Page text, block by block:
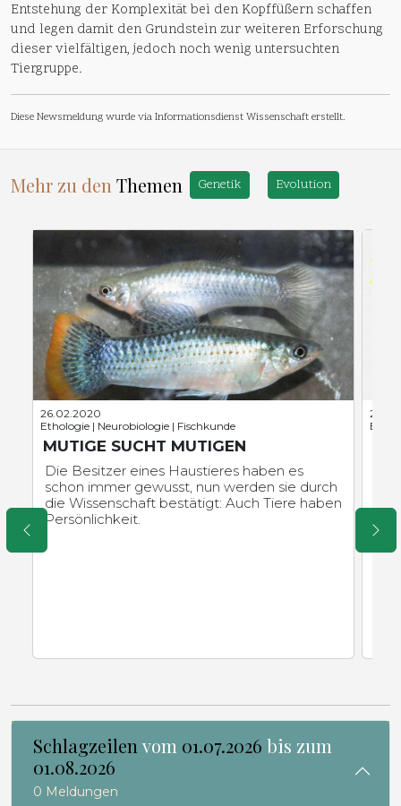
Entstehung der Komplexität bei den Kopffüßern schaffen
und legen damit den Grundstein zur weiteren Erforschung
dieser vielfältigen, jedoch noch wenig untersuchten
Tiergruppe.
Diese Newsmeldung wurde via Informationsdienst Wissenschaft erstellt.
Mehr zu den Themen Genetik Evolution
26.02.2020
Ethologie | Neurobiologie | Fischkunde
MUTIGE SUCHT MUTIGEN
Die Besitzer eines Haustieres haben es
schon immer gewusst, nun werden sie durch
die Wissenschaft bestätigt: Auch Tiere haben
Persönlichkeit.
von
Schlagzeilen vom 01.07.2026 bis zum
01.08.2026
0 Meldungen